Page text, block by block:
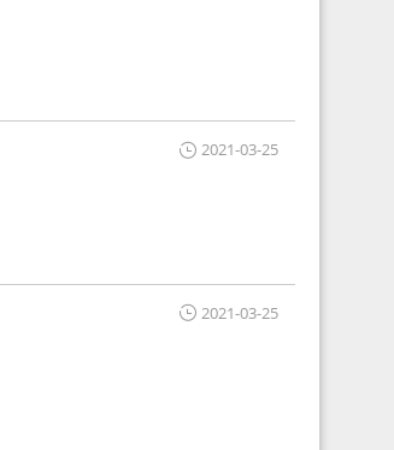
2021-03-25
2021-03-25